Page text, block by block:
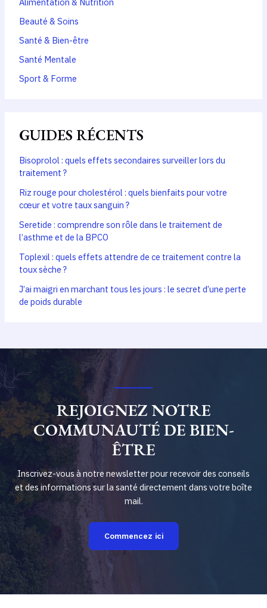
Beauté & Soins
Santé & Bien-être
Santé Mentale
Sport & Forme
GUIDES RÉCENTS
Bisoprolol : quels effets secondaires surveiller lors du
traitement ?
Riz rouge pour cholestérol : quels bienfaits pour votre
cœur et votre taux sanguin ?
Seretide : comprendre son rôle dans le traitement de
l’asthme et de la BPCO
Toplexil : quels effets attendre de ce traitement contre la
toux sèche ?
J’ai maigri en marchant tous les jours : le secret d’une perte
de poids durable
REJOIGNEZ NOTRE
COMMUNAUTÉ DE BIEN-
ÊTRE
Inscrivez-vous à notre newsletter pour recevoir des conseils
et des informations sur la santé directement dans votre boîte
mail.
Commencez ici